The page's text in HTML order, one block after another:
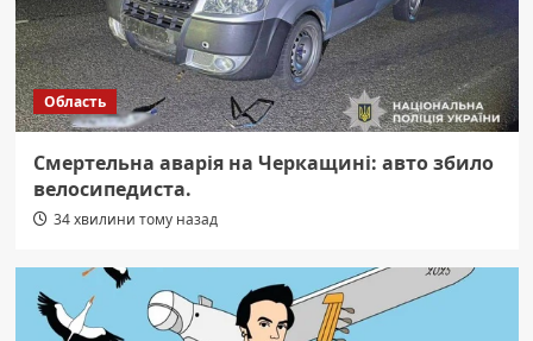
Область
Смертельна аварія на Черкащині: авто збило
велосипедиста.
34 хвилини тому назад